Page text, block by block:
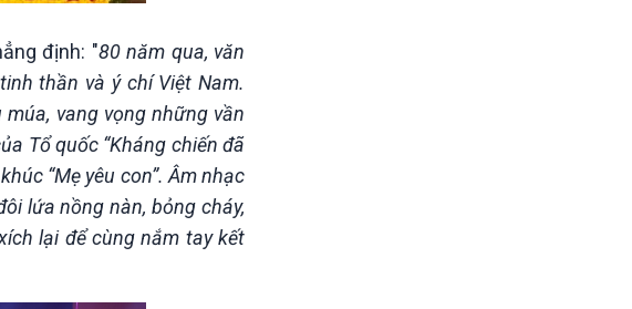
định: "80 năm qua, văn
thần và ý chí Việt Nam.
vang vọng những vần
Tổ quốc “Kháng chiến đã
“Mẹ yêu con”. Âm nhạc
lứa nồng nàn, bỏng cháy,
lại để cùng nắm tay kết